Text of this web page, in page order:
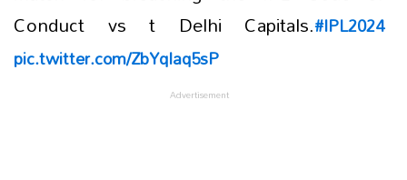
Conduct vs t Delhi Capitals.#IPL2024
pic.twitter.com/ZbYqIaq5sP